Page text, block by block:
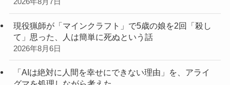
2026年8月7日
現役猟師が「マインクラフト」で5歳の娘を2回「殺し
て」思った、人は簡単に死ぬという話
2026年8月6日
「AIは絶対に人間を幸せにできない理由」を、アライ